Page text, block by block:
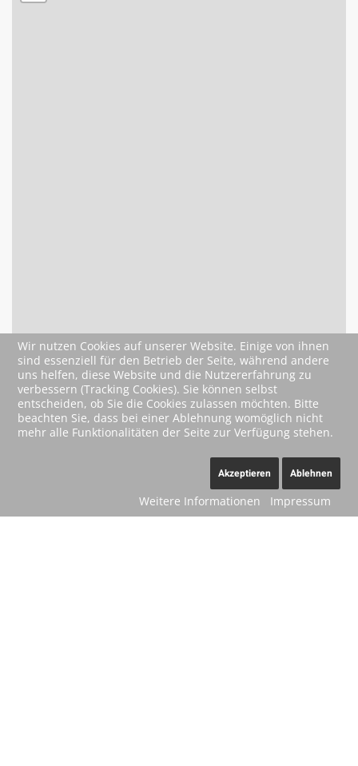
Wir nutzen Cookies auf unserer Website. Einige von ihnen
sind essenziell für den Betrieb der Seite, während andere
uns helfen, diese Website und die Nutzererfahrung zu
verbessern (Tracking Cookies). Sie können selbst
entscheiden, ob Sie die Cookies zulassen möchten. Bitte
beachten Sie, dass bei einer Ablehnung womöglich nicht
mehr alle Funktionalitäten der Seite zur Verfügung stehen.
Akzeptieren Ablehnen
Weitere Informationen Impressum